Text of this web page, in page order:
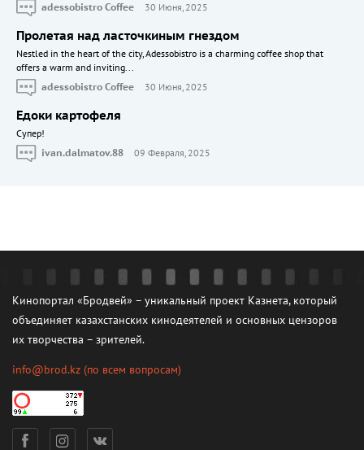
adessobistro Coffee
30 Июня, 2025
Пролетая над ласточкиным гнездом
Nestled in the heart of the city, Adessobistro is a charming coffee shop that
offers a warm and inviting...
adessobistro Coffee
30 Июня, 2025
Едоки картофеля
Cупер!
ivan.dalmatov.88
09 Февраля, 2025
Кинопортал «Бродвей» – уникальный проект Казнета, который
объединяет казахстанских кинодеятелей и основных цензоров
их творчества – зрителей.
info@brod.kz (по всем вопросам)